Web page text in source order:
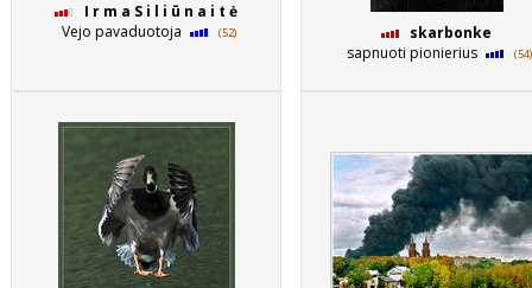
I r m a S i l i ū n a i t ė
Vejo pavaduotoja
(52)
skarbonke
sapnuoti pionierius
(54)